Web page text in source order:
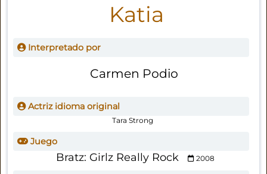
Katia
Interpretado por
Carmen Podio
Actriz idioma original
Tara Strong
Juego
Bratz: Girlz Really Rock 2008